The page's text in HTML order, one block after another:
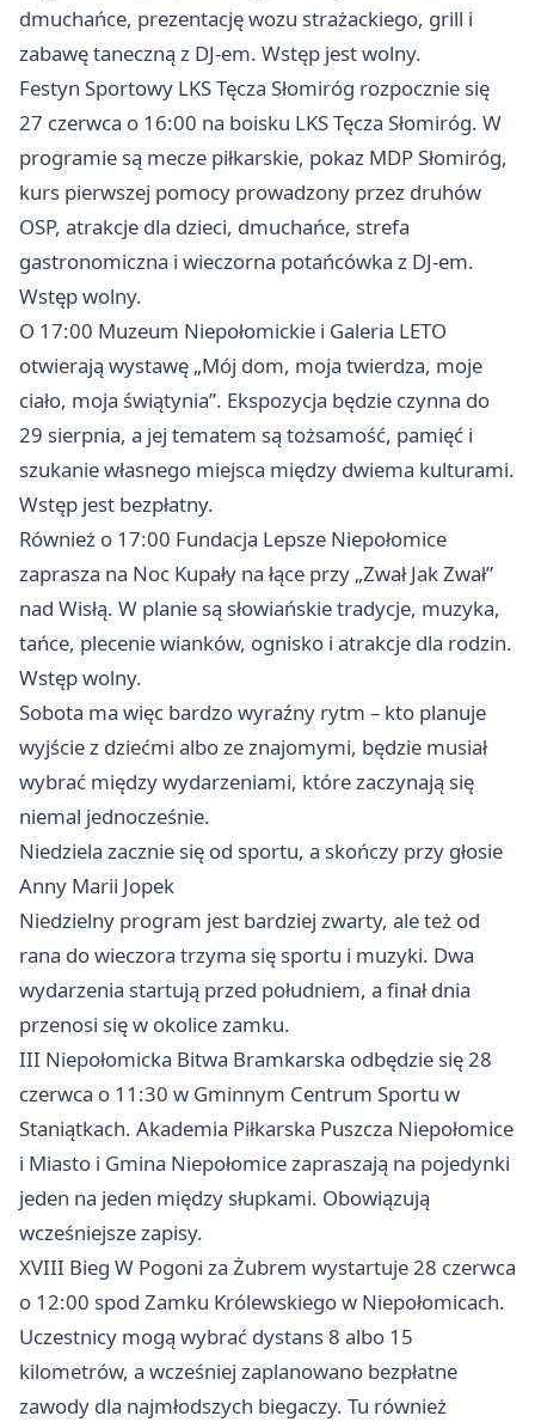
dmuchańce, prezentację wozu strażackiego, grill i
zabawę taneczną z DJ-em. Wstęp jest wolny.
Festyn Sportowy LKS Tęcza Słomiróg rozpocznie się
27 czerwca o 16:00 na boisku LKS Tęcza Słomiróg. W
programie są mecze piłkarskie, pokaz MDP Słomiróg,
kurs pierwszej pomocy prowadzony przez druhów
OSP, atrakcje dla dzieci, dmuchańce, strefa
gastronomiczna i wieczorna potańcówka z DJ-em.
Wstęp wolny.
O 17:00 Muzeum Niepołomickie i Galeria LETO
otwierają wystawę „Mój dom, moja twierdza, moje
ciało, moja świątynia”. Ekspozycja będzie czynna do
29 sierpnia, a jej tematem są tożsamość, pamięć i
szukanie własnego miejsca między dwiema kulturami.
Wstęp jest bezpłatny.
Również o 17:00 Fundacja Lepsze Niepołomice
zaprasza na Noc Kupały na łące przy „Zwał Jak Zwał”
nad Wisłą. W planie są słowiańskie tradycje, muzyka,
tańce, plecenie wianków, ognisko i atrakcje dla rodzin.
Wstęp wolny.
Sobota ma więc bardzo wyraźny rytm – kto planuje
wyjście z dziećmi albo ze znajomymi, będzie musiał
wybrać między wydarzeniami, które zaczynają się
niemal jednocześnie.
Niedziela zacznie się od sportu, a skończy przy głosie
Anny Marii Jopek
Niedzielny program jest bardziej zwarty, ale też od
rana do wieczora trzyma się sportu i muzyki. Dwa
wydarzenia startują przed południem, a finał dnia
przenosi się w okolice zamku.
III Niepołomicka Bitwa Bramkarska odbędzie się 28
czerwca o 11:30 w Gminnym Centrum Sportu w
Staniątkach. Akademia Piłkarska Puszcza Niepołomice
i Miasto i Gmina Niepołomice zapraszają na pojedynki
jeden na jeden między słupkami. Obowiązują
wcześniejsze zapisy.
XVIII Bieg W Pogoni za Żubrem wystartuje 28 czerwca
o 12:00 spod Zamku Królewskiego w Niepołomicach.
Uczestnicy mogą wybrać dystans 8 albo 15
kilometrów, a wcześniej zaplanowano bezpłatne
zawody dla najmłodszych biegaczy. Tu również